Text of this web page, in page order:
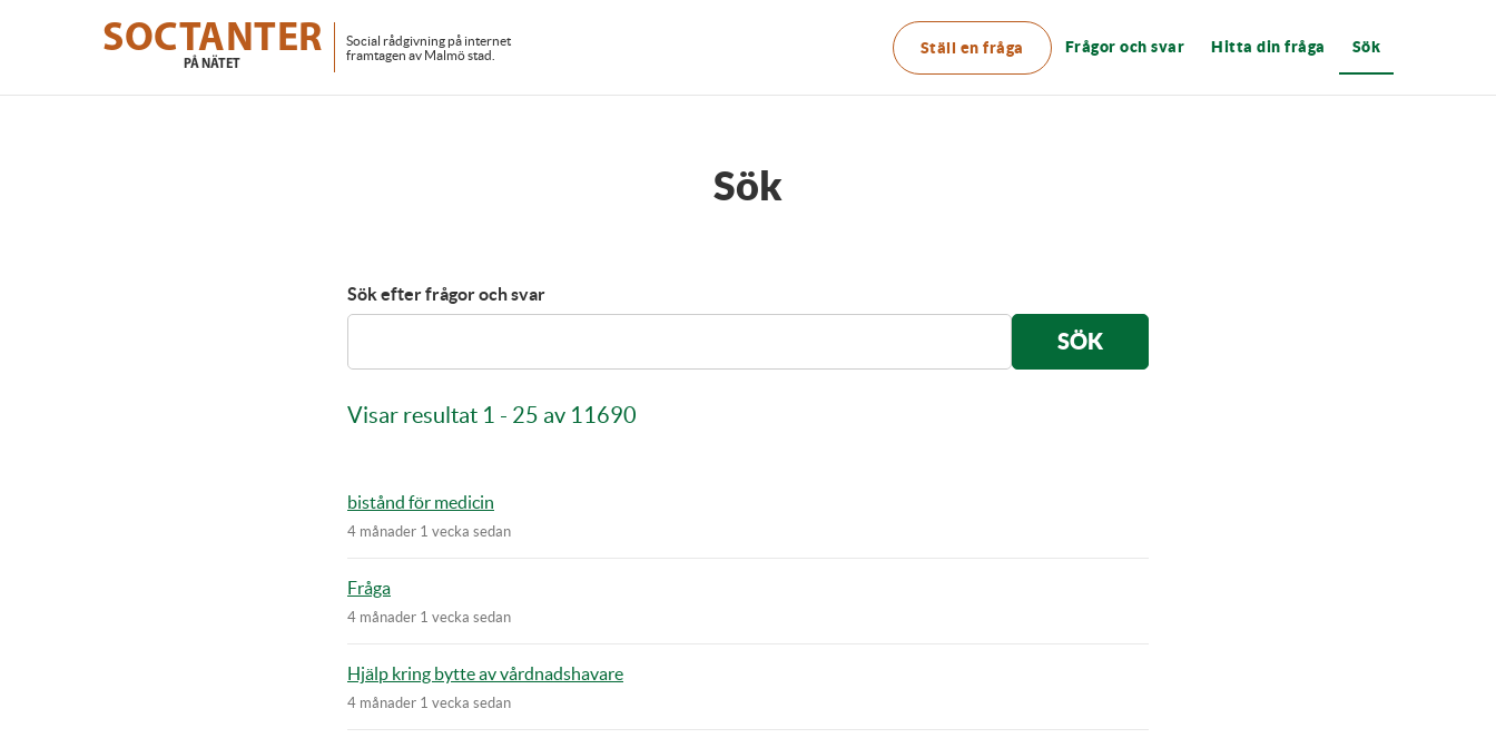
SOCTANTER
PÅ NÄTET
Social rådgivning på internet
framtagen av Malmö stad.
Main
menuStäll en fråga Frågor och svar Hitta din fråga Sök
Sök
Sök efter frågor och svar
Visar resultat 1 - 25 av 11690
bistånd för medicin
4 månader 1 vecka sedan
Fråga
4 månader 1 vecka sedan
Hjälp kring bytte av vårdnadshavare
4 månader 1 vecka sedan